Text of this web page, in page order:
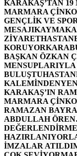
KARAKAŞ’TAN
MARMARA
GENÇLİK VE
MESAJI
ZİYARET
KORUYOR
BAŞKAN ÖZKAN
MENSUPLARIYLA
BULUŞTU
KALEMİNDEN
KARAKAŞ’IN
MARMARA
RAMAZAN
ABDULLAH
İMZALAR ATILDI